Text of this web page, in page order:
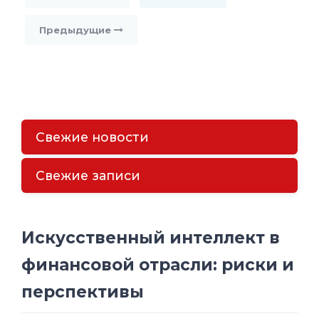
Предыдущие
Свежие новости
Свежие записи
Искусственный интеллект в
финансовой отрасли: риски и
перспективы